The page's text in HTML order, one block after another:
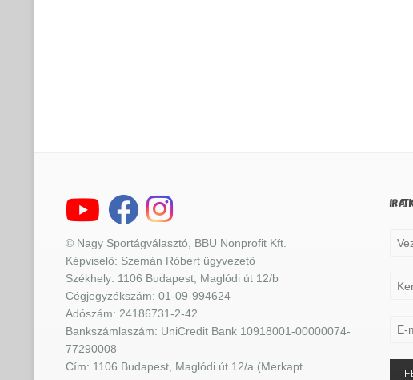
© Nagy Sportágválasztó, BBU Nonprofit Kft.
Képviselő: Szemán Róbert ügyvezető
Székhely: 1106 Budapest, Maglódi út 12/b
Cégjegyzékszám: 01-09-994624
Adószám: 24186731-2-42
Bankszámlaszám: UniCredit Bank 10918001-00000074-
77290008
Cím: 1106 Budapest, Maglódi út 12/a (Merkapt